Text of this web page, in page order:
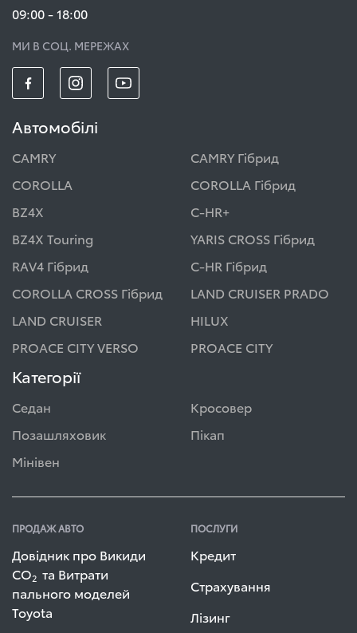
09:00 - 18:00
МИ В СОЦ. МЕРЕЖАХ
Автомобілі
CAMRY
CAMRY Гібрид
COROLLA
COROLLA Гібрид
BZ4X
C-HR+
BZ4X Touring
YARIS CROSS Гібрид
RAV4 Гібрид
C-HR Гібрид
COROLLA CROSS Гібрид
LAND CRUISER PRADO
LAND CRUISER
HILUX
PROACE CITY VERSO
PROACE CITY
Категорії
Седан
Кросовер
Позашляховик
Пікап
Мінівен
ПРОДАЖ АВТО
Довідник про Викиди
СО2 та Витрати
пального моделей
Toyota
ПОСЛУГИ
Кредит
Страхування
Лізинг